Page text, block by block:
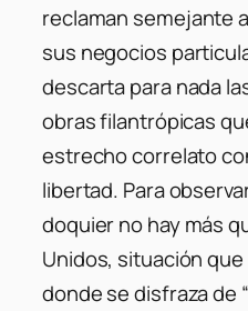
reclaman semejante
sus negocios
descarta para nada
obras filantrópicas
estrecho correlato
libertad. Para
doquier no hay más
Unidos, situación
donde se disfraza de